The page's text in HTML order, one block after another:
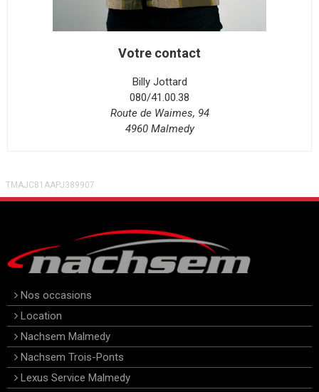
Votre contact
Billy Jottard
080/41.00.38
Route de Waimes, 94
4960 Malmedy
TMAJC81AAPJ389907
Nos occasions
Location
Nachsem Malmedy
Nachsem Trois-Ponts
Lexus Service Malmedy